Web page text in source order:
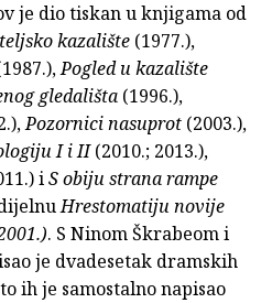
je dio tiskan u knjigama od
kazalište (1977.),
Pogled u kazalište
gledališta (1996.),
Pozornici nasuprot (2003.),
I i II(2010.; 2013.),
iS obiju strana rampe
Hrestomatiju novije
. S Ninom Škrabeom i
je dvadesetak dramskih
ih je samostalno napisao